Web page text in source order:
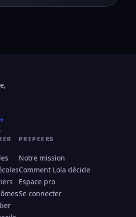
PREPEERS
Notre mission
Comment Lola décide
Espace pro
Se connecter